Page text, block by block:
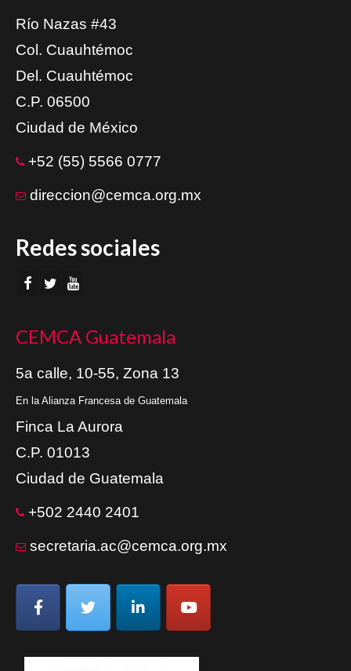
Río Nazas #43
Col. Cuauhtémoc
Del. Cuauhtémoc
C.P. 06500
Ciudad de México
+52 (55) 5566 0777
direccion@cemca.org.mx
Redes sociales
CEMCA Guatemala
5a calle, 10-55, Zona 13
En la Alianza Francesa de Guatemala
Finca La Aurora
C.P. 01013
Ciudad de Guatemala
+502 2440 2401
secretaria.ac@cemca.org.mx